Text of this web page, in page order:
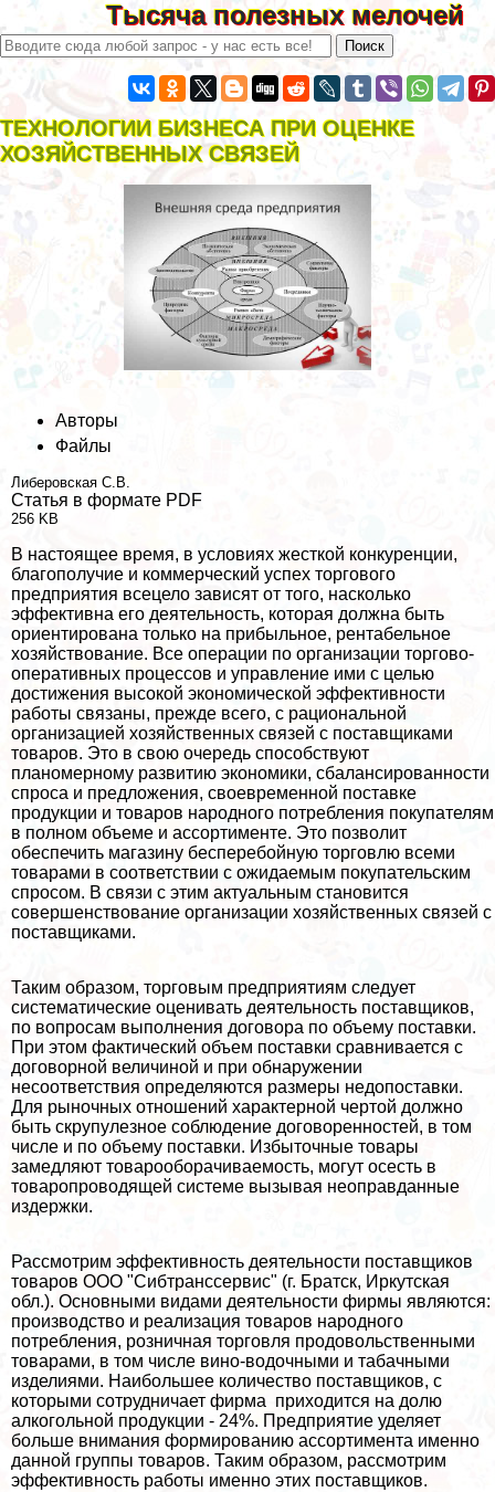
Тысяча полезных мелочей
ТЕХНОЛОГИИ БИЗНЕСА ПРИ ОЦЕНКЕ
ХОЗЯЙСТВЕННЫХ СВЯЗЕЙ
Авторы
Файлы
Либеровская С.В.
Статья в формате PDF
256 KB
В настоящее время, в условиях жесткой конкуренции,
благополучие и коммерческий успех торгового
предприятия всецело зависят от того, насколько
эффективна его деятельность, которая должна быть
ориентирована только на прибыльное, рентабельное
хозяйствование. Все операции по организации торгово-
оперативных процессов и управление ими с целью
достижения высокой экономической эффективности
работы связаны, прежде всего, с рациональной
организацией хозяйственных связей с поставщиками
товаров. Это в свою очередь способствуют
планомерному развитию экономики, сбалансированности
спроса и предложения, своевременной поставке
продукции и товаров народного потрeбления покупателям
в полном объеме и ассортименте. Это позволит
обеспечить магазину бесперебойную торговлю всеми
товарами в соответствии с ожидаемым покупательским
спросом. В связи с этим актуальным становится
совершенствование организации хозяйственных связей с
поставщиками.
Таким образом, торговым предприятиям следует
систематические оценивать деятельность поставщиков,
по вопросам выполнения договора по объему поставки.
При этом фактический объем поставки сравнивается с
договорной величиной и при обнаружении
несоответствия определяются размеры недопоставки.
Для рыночных отношений хаpaктерной чертой должно
быть скрупулезное соблюдение договоренностей, в том
числе и по объему поставки. Избыточные товары
замедляют товарооборачиваемость, могут осесть в
товаропроводящей системе вызывая неоправданные
издержки.
Рассмотрим эффективность деятельности поставщиков
товаров ООО "Сибтрaнcсервис" (г. Братск, Иркутская
обл.). Основными видами деятельности фирмы являются:
производство и реализация товаров народного
потрeбления, розничная торговля продовольственными
товарами, в том числе вино-водочными и табачными
изделиями. Наибольшее количество поставщиков, с
которыми сотрудничает фирма приходится на долю
алкогольной продукции - 24%. Предприятие уделяет
больше внимания формированию ассортимента именно
данной группы товаров. Таким образом, рассмотрим
эффективность работы именно этих поставщиков.